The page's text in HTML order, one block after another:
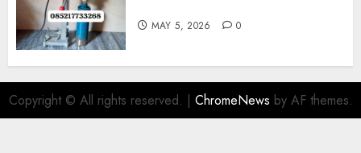
MAY 5, 2026 0
Copyright © All rights reserved. | ChromeNews by AF themes.